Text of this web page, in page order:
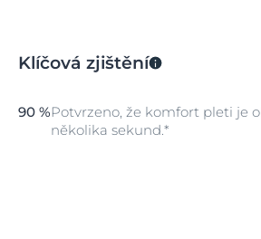
Klíčová zjištění
90 %Potvrzeno, že komfort pleti je
několika sekund.*